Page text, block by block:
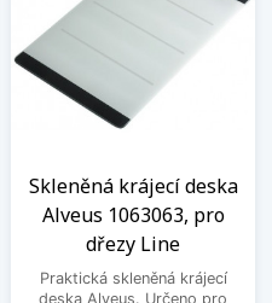
Skleněná krájecí deska
Alveus 1063063, pro
dřezy Line
Praktická skleněná krájecí
deska Alveus. Určeno pro